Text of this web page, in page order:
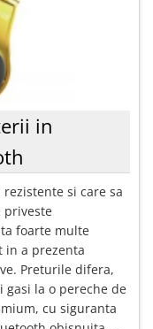
in
si care sa
priveste
foarte multe
in a prezenta
Preturile difera,
gasi la o pereche de
cu siguranta